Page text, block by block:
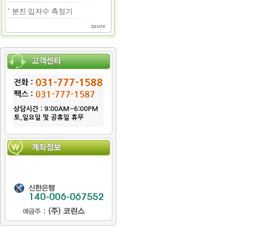
분진 입자수 측정기
more